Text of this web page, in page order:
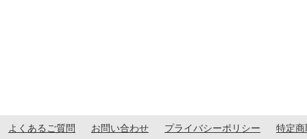
よくあるご質問 お問い合わせ プライバシーポリシー 特定